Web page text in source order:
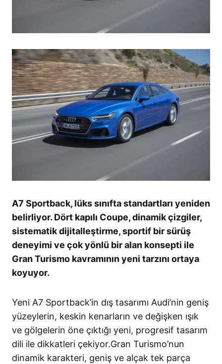
A7 Sportback, lüks sınıfta standartları yeniden
belirliyor. Dört kapılı Coupe, dinamik çizgiler,
sistematik dijitalleştirme, sportif bir sürüş
deneyimi ve çok yönlü bir alan konsepti ile
Gran Turismo kavramının yeni tarzını ortaya
koyuyor.
Yeni A7 Sportback’in dış tasarımı Audi’nin geniş
yüzeylerin, keskin kenarların ve değişken ışık
ve gölgelerin öne çıktığı yeni, progresif tasarım
dili ile dikkatleri çekiyor.Gran Turismo’nun
dinamik karakteri, geniş ve alçak tek parça